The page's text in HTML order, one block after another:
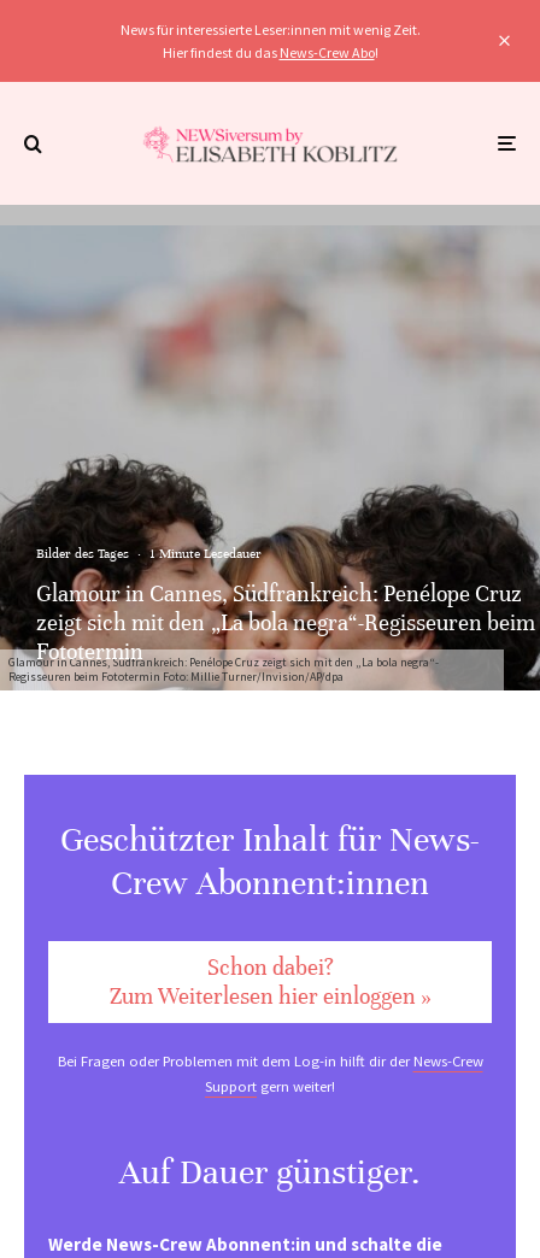
News für interessierte Leser:innen mit wenig Zeit.
Hier findest du das News-Crew Abo!
Glamour in Cannes, Südfrankreich: Penélope Cruz zeigt sich mit den „La bola negra“-
Regisseuren beim Fototermin Foto: Millie Turner/Invision/AP/dpa
Bilder des Tages · 1 Minute Lesedauer
Glamour in Cannes, Südfrankreich: Penélope Cruz
zeigt sich mit den „La bola negra“-Regisseuren beim
Fototermin
Geschützter Inhalt für News-
Crew Abonnent:innen
Schon dabei?
Zum Weiterlesen hier einloggen »
Bei Fragen oder Problemen mit dem Log-in hilft dir derNews-Crew
Support gern weiter!
Auf Dauer günstiger.
Werde News-Crew Abonnent:in und schalte die